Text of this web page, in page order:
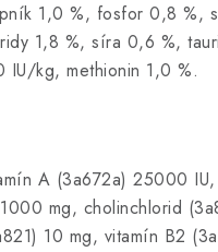
1,0 %, fosfor 0,8 %,
1,8 %, síra 0,6 %,
kg, methionin 1,0 %.
A (3a672a) 25000
mg, cholinchlorid
10 mg, vitamín B2